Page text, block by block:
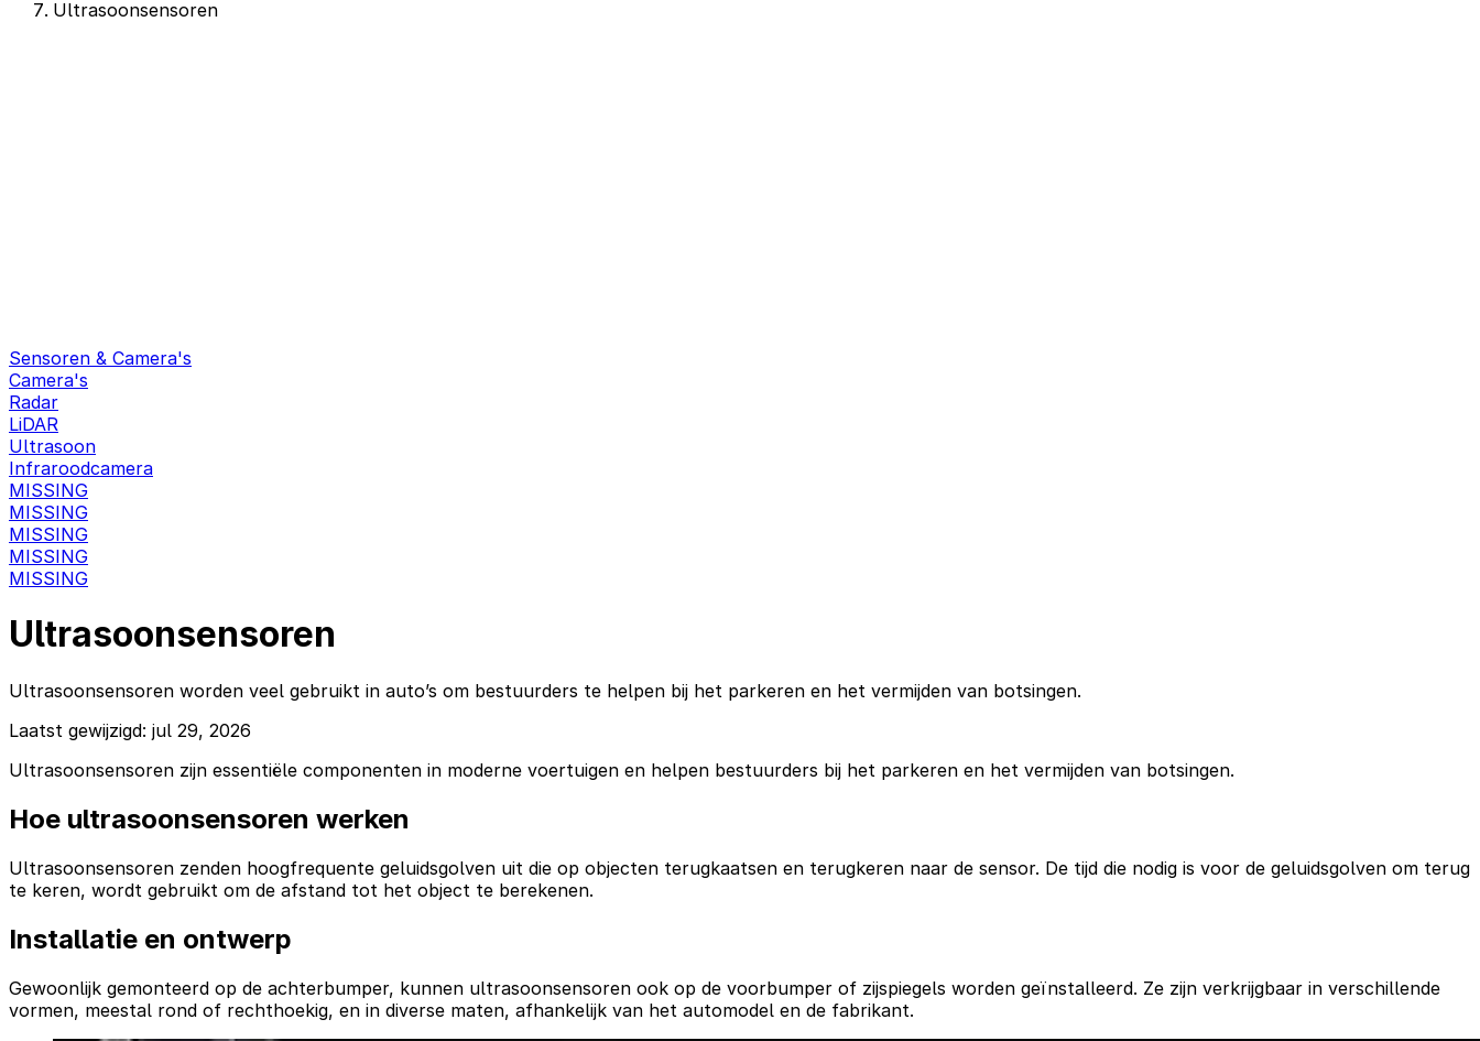
Ultrasoonsensoren
Sensoren & Camera's
Camera's
Radar
LiDAR
Ultrasoon
Infraroodcamera
MISSING
MISSING
MISSING
MISSING
MISSING
Ultrasoonsensoren
Ultrasoonsensoren worden veel gebruikt in auto’s om bestuurders te helpen bij het parkeren en het vermijden van botsingen.
Laatst gewijzigd: jul 29, 2026
Ultrasoonsensoren zijn essentiële componenten in moderne voertuigen en helpen bestuurders bij het parkeren en het vermijden van botsingen.
Hoe ultrasoonsensoren werken
Ultrasoonsensoren zenden hoogfrequente geluidsgolven uit die op objecten terugkaatsen en terugkeren naar de sensor. De tijd die nodig is voor de geluidsgolven om terug
te keren, wordt gebruikt om de afstand tot het object te berekenen.
Installatie en ontwerp
Gewoonlijk gemonteerd op de achterbumper, kunnen ultrasoonsensoren ook op de voorbumper of zijspiegels worden geïnstalleerd. Ze zijn verkrijgbaar in verschillende
vormen, meestal rond of rechthoekig, en in diverse maten, afhankelijk van het automodel en de fabrikant.